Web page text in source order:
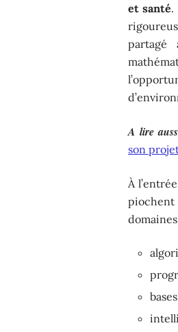
et santé.
partagé
A lire
son
À
piochent